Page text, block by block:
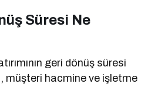
Süresi Ne
geri dönüş süresi
müşteri hacmine ve işletme